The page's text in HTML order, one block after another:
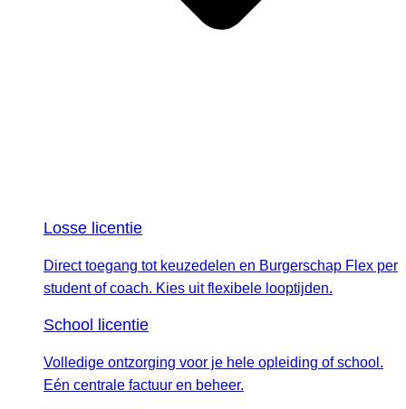
Losse licentie
Direct toegang tot keuzedelen en Burgerschap Flex per
student of coach. Kies uit flexibele looptijden.
School licentie
Volledige ontzorging voor je hele opleiding of school.
Eén centrale factuur en beheer.